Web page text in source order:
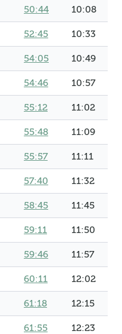
50:44 10:08
52:45 10:33
54:05 10:49
54:46 10:57
55:12 11:02
55:48 11:09
55:57 11:11
57:40 11:32
58:45 11:45
59:11 11:50
59:46 11:57
60:11 12:02
61:18 12:15
61:55 12:23